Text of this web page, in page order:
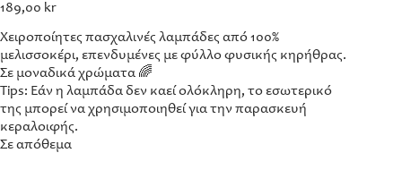
189,00 kr
Χειροποίητες πασχαλινές λαμπάδες από 100%
μελισσοκέρι, επενδυμένες με φύλλο φυσικής κηρήθρας.
Σε μοναδικά χρώματα 🌈
Tips: Εάν η λαμπάδα δεν καεί ολόκληρη, το εσωτερικό
της μπορεί να χρησιμοποιηθεί για την παρασκευή
κεραλοιφής.
Σε απόθεμα